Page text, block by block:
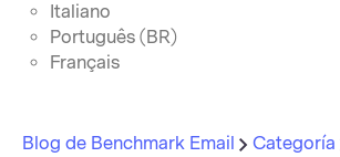
Italiano
Português (BR)
Français
Blog de Benchmark Email Categoría